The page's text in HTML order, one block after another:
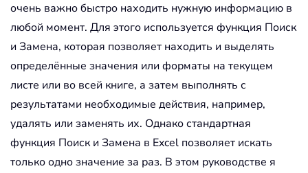
очень важно быстро находить нужную информацию в
любой момент. Для этого используется функция Поиск
и Замена, которая позволяет находить и выделять
определённые значения или форматы на текущем
листе или во всей книге, а затем выполнять с
результатами необходимые действия, например,
удалять или заменять их. Однако стандартная
функция Поиск и Замена в Excel позволяет искать
только одно значение за раз. В этом руководстве я